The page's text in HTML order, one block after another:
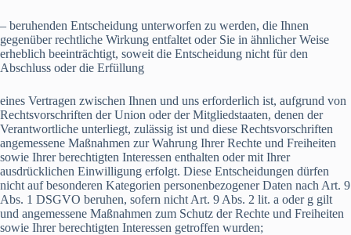
– beruhenden Entscheidung unterworfen zu werden, die Ihnen
gegenüber rechtliche Wirkung entfaltet oder Sie in ähnlicher Weise
erheblich beeinträchtigt, soweit die Entscheidung nicht für den
Abschluss oder die Erfüllung
eines Vertragen zwischen Ihnen und uns erforderlich ist, aufgrund von
Rechtsvorschriften der Union oder der Mitgliedstaaten, denen der
Verantwortliche unterliegt, zulässig ist und diese Rechtsvorschriften
angemessene Maßnahmen zur Wahrung Ihrer Rechte und Freiheiten
sowie Ihrer berechtigten Interessen enthalten oder mit Ihrer
ausdrücklichen Einwilligung erfolgt. Diese Entscheidungen dürfen
nicht auf besonderen Kategorien personenbezogener Daten nach Art. 9
Abs. 1 DSGVO beruhen, sofern nicht Art. 9 Abs. 2 lit. a oder g gilt
und angemessene Maßnahmen zum Schutz der Rechte und Freiheiten
sowie Ihrer berechtigten Interessen getroffen wurden;